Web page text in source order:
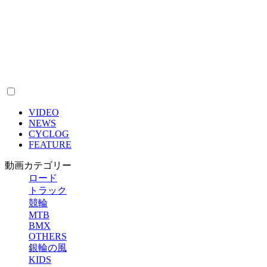
VIDEO
NEWS
CYCLOG
FEATURE
動画カテゴリー
ロード
トラック
競輪
MTB
BMX
OTHERS
銀輪の風
KIDS